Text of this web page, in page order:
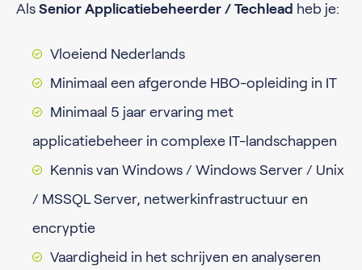
Als Senior Applicatiebeheerder / Techlead heb je:
Vloeiend Nederlands
Minimaal een afgeronde HBO-opleiding in IT
Minimaal 5 jaar ervaring met
applicatiebeheer in complexe IT-landschappen
Kennis van Windows / Windows Server / Unix
/ MSSQL Server, netwerk­infrastructuur en
encryptie
Vaardigheid in het schrijven en analyseren